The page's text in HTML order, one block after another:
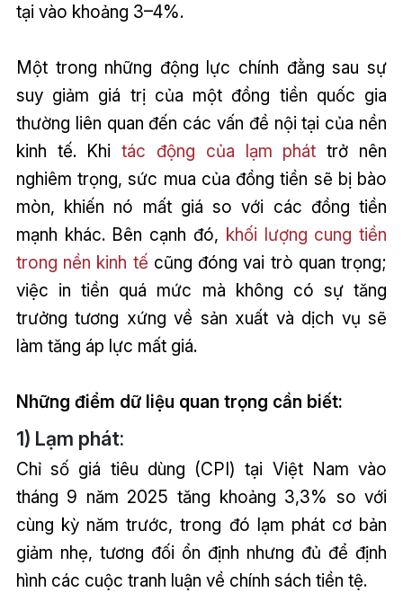
tại vào khoảng 3–4%.
Một trong những động lực chính đằng sau sự
suy giảm giá trị của một đồng tiền quốc gia
thường liên quan đến các vấn đề nội tại của nền
kinh tế. Khitác động của lạm phát trở nên
nghiêm trọng, sức mua của đồng tiền sẽ bị bào
mòn, khiến nó mất giá so với các đồng tiền
mạnh khác. Bên cạnh đó, khối lượng cung tiền
trong nền kinh tế cũng đóng vai trò quan trọng;
việc in tiền quá mức mà không có sự tăng
trưởng tương xứng về sản xuất và dịch vụ sẽ
làm tăng áp lực mất giá.
Những điểm dữ liệu quan trọng cần biết:
1) Lạm phát:
Chỉ số giá tiêu dùng (CPI) tại Việt Nam vào
tháng 9 năm 2025 tăng khoảng 3,3% so với
cùng kỳ năm trước, trong đó lạm phát cơ bản
giảm nhẹ, tương đối ổn định nhưng đủ để định
hình các cuộc tranh luận về chính sách tiền tệ.